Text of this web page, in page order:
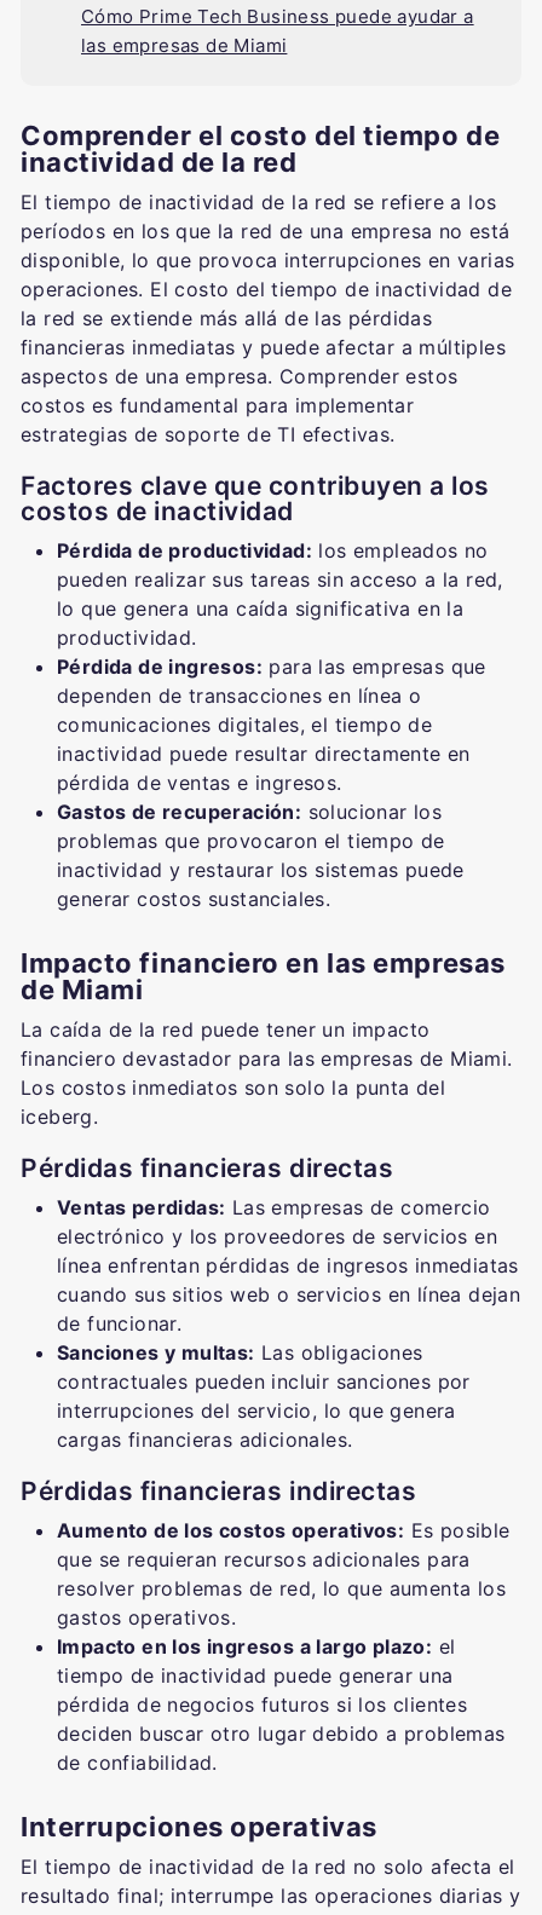
Cómo Prime Tech Business puede ayudar a
las empresas de Miami
Comprender el costo del tiempo de
inactividad de la red
El tiempo de inactividad de la red se refiere a los
períodos en los que la red de una empresa no está
disponible, lo que provoca interrupciones en varias
operaciones. El costo del tiempo de inactividad de
la red se extiende más allá de las pérdidas
financieras inmediatas y puede afectar a múltiples
aspectos de una empresa. Comprender estos
costos es fundamental para implementar
estrategias de soporte de TI efectivas.
Factores clave que contribuyen a los
costos de inactividad
Pérdida de productividad: los empleados no
pueden realizar sus tareas sin acceso a la red,
lo que genera una caída significativa en la
productividad.
Pérdida de ingresos: para las empresas que
dependen de transacciones en línea o
comunicaciones digitales, el tiempo de
inactividad puede resultar directamente en
pérdida de ventas e ingresos.
Gastos de recuperación: solucionar los
problemas que provocaron el tiempo de
inactividad y restaurar los sistemas puede
generar costos sustanciales.
Impacto financiero en las empresas
de Miami
La caída de la red puede tener un impacto
financiero devastador para las empresas de Miami.
Los costos inmediatos son solo la punta del
iceberg.
Pérdidas financieras directas
Ventas perdidas: Las empresas de comercio
electrónico y los proveedores de servicios en
línea enfrentan pérdidas de ingresos inmediatas
cuando sus sitios web o servicios en línea dejan
de funcionar.
Sanciones y multas: Las obligaciones
contractuales pueden incluir sanciones por
interrupciones del servicio, lo que genera
cargas financieras adicionales.
Pérdidas financieras indirectas
Aumento de los costos operativos: Es posible
que se requieran recursos adicionales para
resolver problemas de red, lo que aumenta los
gastos operativos.
Impacto en los ingresos a largo plazo: el
tiempo de inactividad puede generar una
pérdida de negocios futuros si los clientes
deciden buscar otro lugar debido a problemas
de confiabilidad.
Interrupciones operativas
El tiempo de inactividad de la red no solo afecta el
resultado final; interrumpe las operaciones diarias y